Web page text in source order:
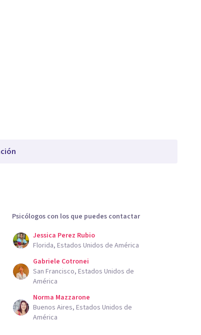
Psicólogos con los que puedes contactar
Jessica Perez Rubio
Florida, Estados Unidos de América
Gabriele Cotronei
San Francisco, Estados Unidos de
América
Norma Mazzarone
Buenos Aires, Estados Unidos de
América